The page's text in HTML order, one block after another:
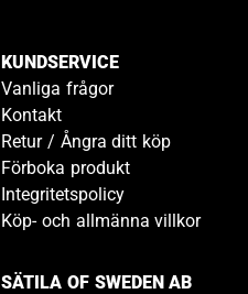
KUNDSERVICE
Vanliga frågor
Kontakt
Retur / Ångra ditt köp
Förboka produkt
Integritetspolicy
Köp- och allmänna villkor
SÄTILA OF SWEDEN AB